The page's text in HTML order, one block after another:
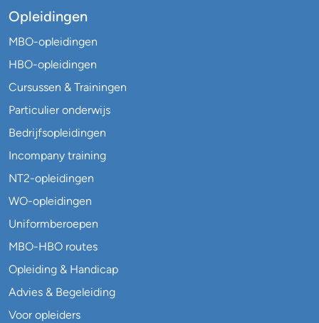
Opleidingen
MBO-opleidingen
HBO-opleidingen
Cursussen & Trainingen
Particulier onderwijs
Bedrijfsopleidingen
Incompany training
NT2-opleidingen
WO-opleidingen
Uniformberoepen
MBO-HBO routes
Opleiding & Handicap
Advies & Begeleiding
Voor opleiders